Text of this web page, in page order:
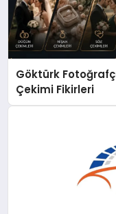
Göktürk
Çekimi Fikirleri